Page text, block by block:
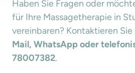
Haben Sie Fragen oder
für Ihre Massagetherapie in
vereinbaren? Kontaktieren
Mail, WhatsApp oder
78007382.